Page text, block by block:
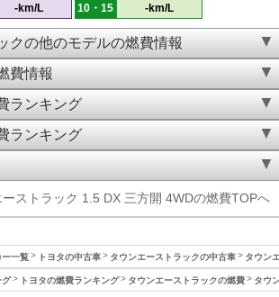
-km/L 10・15 -km/L
クの他のモデルの燃費情報
費情報
ランキング
ランキング
ストラック 1.5 DX 三方開 4WDの燃費TOPへ
ー一覧 トヨタの中古車 タウンエーストラックの中古車 タウン
グ トヨタの燃費ランキング タウンエーストラックの燃費 タウ